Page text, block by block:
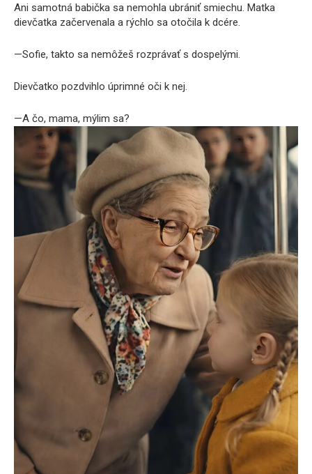
Ani samotná babička sa nemohla ubrániť smiechu. Matka
dievčatka začervenala a rýchlo sa otočila k dcére.
—Sofie, takto sa nemôžeš rozprávať s dospelými.
Dievčatko pozdvihlo úprimné oči k nej.
—A čo, mama, mýlim sa?